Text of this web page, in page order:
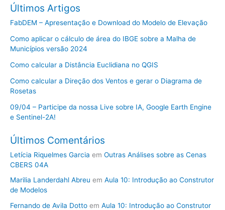
Últimos Artigos
FabDEM – Apresentação e Download do Modelo de Elevação
Como aplicar o cálculo de área do IBGE sobre a Malha de
Municípios versão 2024
Como calcular a Distância Euclidiana no QGIS
Como calcular a Direção dos Ventos e gerar o Diagrama de
Rosetas
09/04 – Participe da nossa Live sobre IA, Google Earth Engine
e Sentinel-2A!
Últimos Comentários
Letícia Riquelmes Garcia em Outras Análises sobre as Cenas
CBERS 04A
Marilia Landerdahl Abreu em Aula 10: Introdução ao Construtor
de Modelos
Fernando de Avila Dotto em Aula 10: Introdução ao Construtor